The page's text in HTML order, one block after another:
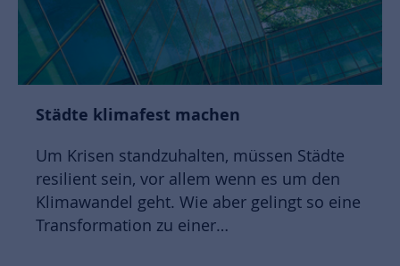
Städte klimafest machen
Um Krisen standzuhalten, müssen Städte
resilient sein, vor allem wenn es um den
Klimawandel geht. Wie aber gelingt so eine
Transformation zu einer…